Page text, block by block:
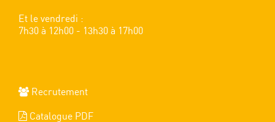
Et le vendredi :
7h30 à 12h00 - 13h30 à 17h00
Recrutement
Catalogue PDF